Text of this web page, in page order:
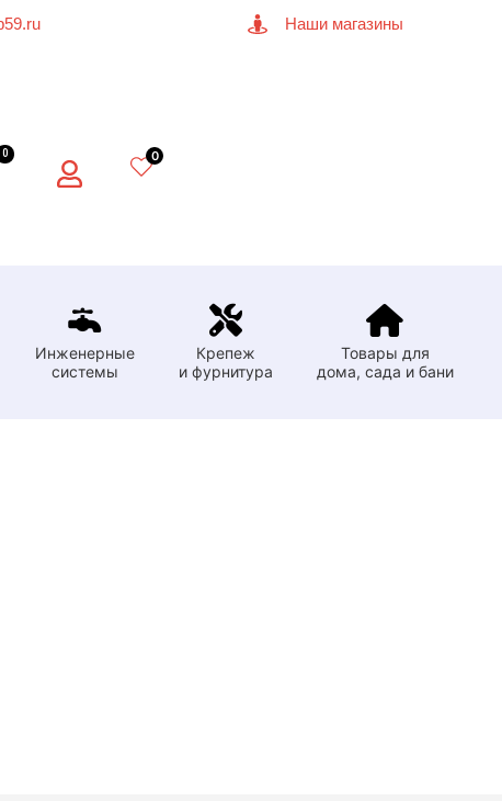
Наши магазины
0 0
Инженерные
системы
Крепеж
и фурнитура
Товары для
дома, сада и бани